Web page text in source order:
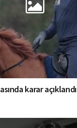
karar açıklandı